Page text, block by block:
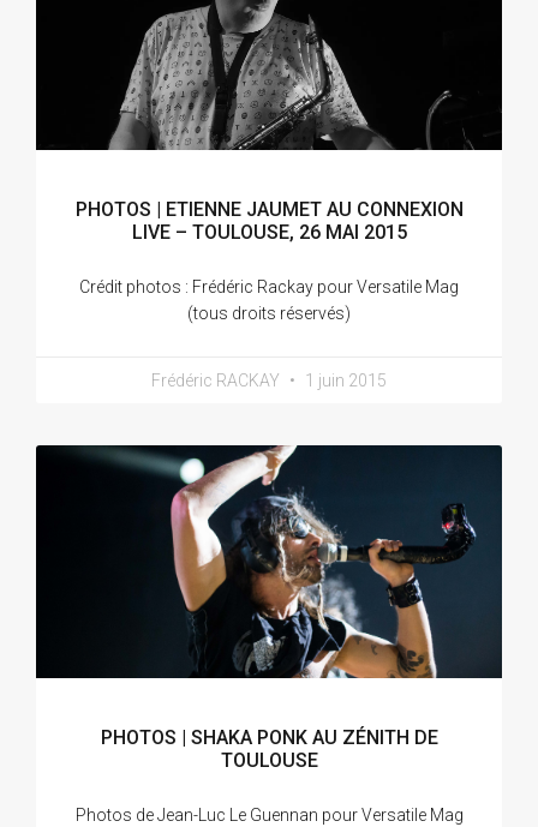
PHOTOS | ETIENNE JAUMET AU CONNEXION
LIVE – TOULOUSE, 26 MAI 2015
Crédit photos : Frédéric Rackay pour Versatile Mag
(tous droits réservés)
Frédéric RACKAY 1 juin 2015
PHOTOS | SHAKA PONK AU ZÉNITH DE
TOULOUSE
Photos de Jean-Luc Le Guennan pour Versatile Mag